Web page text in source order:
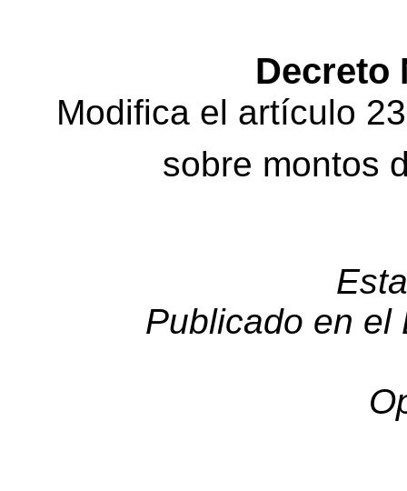
Decreto
Modifica el artículo
sobre montos
Publicado en el